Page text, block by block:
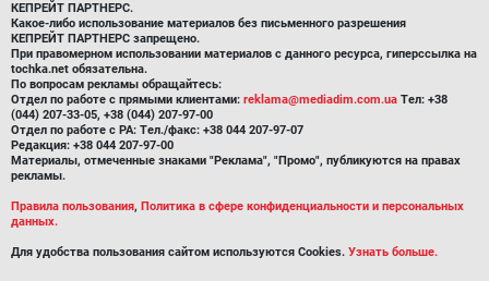
КЕПРЕЙТ ПАРТНЕРС.
Какое-либо использование материалов без письменного разрешения
КЕПРЕЙТ ПАРТНЕРС запрещено.
При правомерном использовании материалов с данного ресурса, гиперссылка на
tochka.net обязательна.
По вопросам рекламы обращайтесь:
Отдел по работе с прямыми клиентами: reklama@mediadim.com.ua Тел: +38
(044) 207-33-05, +38 (044) 207-97-00
Отдел по работе с РА: Тел./факс: +38 044 207-97-07
Редакция: +38 044 207-97-00
Материалы, отмеченные знаками "Реклама", "Промо", публикуются на правах
рекламы.
Правила пользования, Политика в сфере конфиденциальности и персональных
данных.
Для удобства пользования сайтом используются Cookies. Узнать больше.